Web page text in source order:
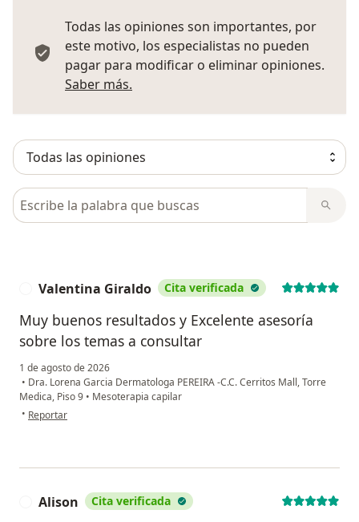
Todas las opiniones son importantes, por
este motivo, los especialistas no pueden
pagar para modificar o eliminar opiniones.
Saber más.
Busca en opiniones
Valentina Giraldo Cita verificada
Muy buenos resultados y Excelente asesoría
sobre los temas a consultar
1 de agosto de 2026
• Dra. Lorena Garcia Dermatologa PEREIRA -C.C. Cerritos Mall, Torre
Medica, Piso 9 • Mesoterapia capilar
• en opinión del usuario Valentina Giraldo
Reportar
Alison Cita verificada